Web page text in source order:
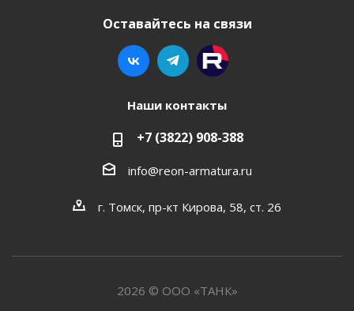
Оставайтесь на связи
Наши контакты
+7 (3822) 908-388
info@reon-armatura.ru
г. Томск, пр-кт Кирова, 58, ст. 26
2026 © ООО «ТАНК»